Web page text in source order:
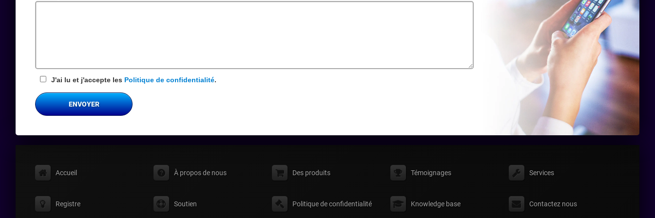
requis
J'ai lu et j'accepte les Politique de confidentialité.
ENVOYER
Accueil À propos de nous Des produits Témoignages Services
Registre Soutien Politique de confidentialité Knowledge base Contactez nous